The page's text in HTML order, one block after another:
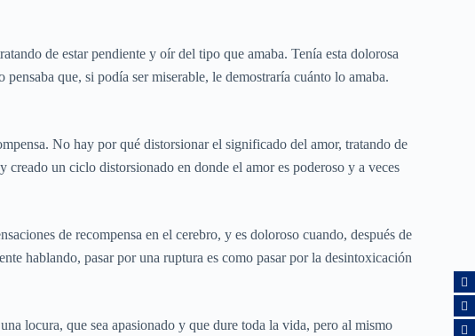
de estar pendiente y oír del tipo que amaba. Tenía esta dolorosa
que, si podía ser miserable, le demostraría cuánto lo amaba.
No hay por qué distorsionar el significado del amor, tratando de
un ciclo distorsionado en donde el amor es poderoso y a veces
de recompensa en el cerebro, y es doloroso cuando, después de
hablando, pasar por una ruptura es como pasar por la desintoxicación
locura, que sea apasionado y que dure toda la vida, pero al mismo